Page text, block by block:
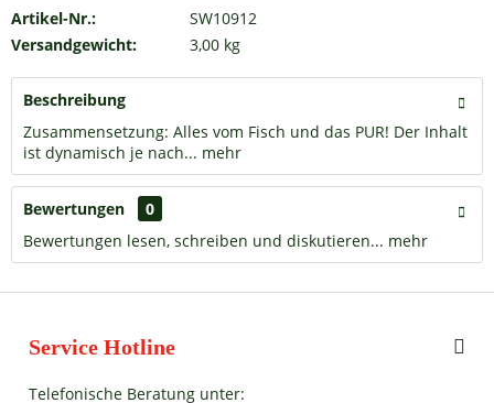
Artikel-Nr.:
SW10912
Versandgewicht:
3,00 kg
Beschreibung
Zusammensetzung: Alles vom Fisch und das PUR! Der Inhalt
ist dynamisch je nach... mehr
Bewertungen
0
Bewertungen lesen, schreiben und diskutieren... mehr
Service Hotline
Telefonische Beratung unter: